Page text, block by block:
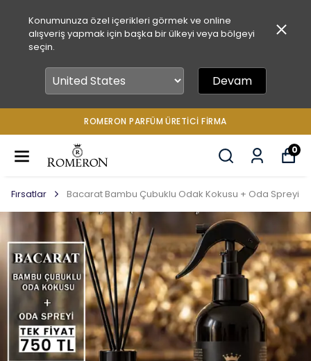
Konumunuza özel içerikleri görmek ve online
alışveriş yapmak için başka bir ülkeyi veya bölgeyi
seçin.
Devam
ROMERON PARFÜM ÜRETICI FIRMA
0
Fırsatlar Bacarat Bambu Çubuklu Odak Kokusu + Oda Spreyi